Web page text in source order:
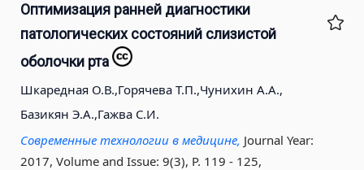
Оптимизация ранней диагностики
патологических состояний слизистой
оболочки рта
Шкаредная О.В.,Горячева Т.П.,Чунихин А.А.,
Базикян Э.А.,Гажва С.И.
Современные технологии в медицине, Journal Year:
2017, Volume and Issue: 9(3), P. 119 - 125,